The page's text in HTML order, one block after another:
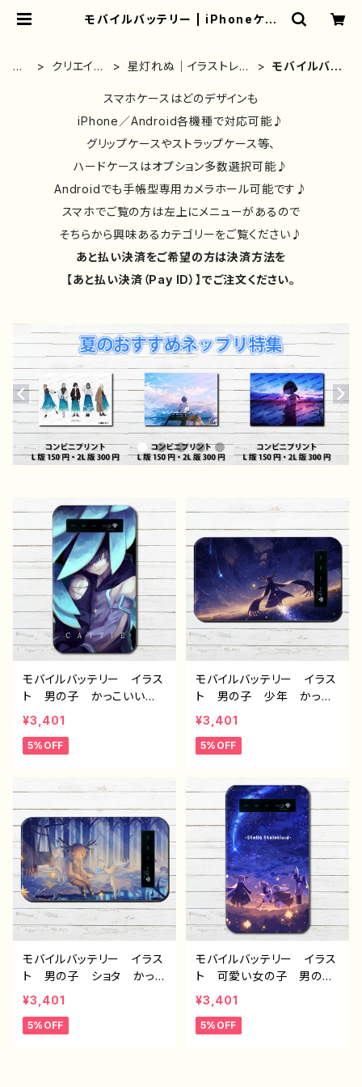
モバイルバッテリー | iPhoneケー
通販｜雑貨屋アリうさ
ホ
クリエイタ
星灯れぬ｜イラストレー
モバイルバッ
スマホケースはどのデザインも
iPhone／Android各機種で対応可能♪
グリップケースやストラップケース等、
ハードケースはオプション多数選択可能♪
Androidでも手帳型専用カメラホール可能です♪
スマホでご覧の方は左上にメニューがあるので
そちらから興味あるカテゴリーをご覧ください♪
あと払い決済をご希望の方は決済方法を
【あと払い決済（Pay ID）】でご注文ください。
モバイルバッテリー イラス
ト 男の子 かっこいい
イケメン ショタ 個性
的 エモい 風景 綺麗
美しい 景色 おすすめ i
ター 絵師 オリジナル
デザイン グッズ 充電
器 タイトル：「CATTIE」
作：星灯れぬ F-5
¥3,401
5%OFF
モバイルバッテリー イラス
ト 男の子 少年 かっこ
いい イケメン おしゃれ
個性的 エモい 風景 綺
麗 美しい 景色 おすす
人気 イラストレーター
クリエイター 絵師 オリ
ジナル デザイン グッ
ズ 充電器 タイトル：「旅
人を導く星の道」 作：星灯
れぬ F-5
¥3,401
5%OFF
モバイルバッテリー イラス
ト 男の子 ショタ かっこ
いい イケメン 個性的
エモい 風景 綺麗 美し
い 景色 おすすめ iPho
¥3,401
5%OFF
モバイルバッテリー イラス
ト 可愛い女の子 男の
子 かっこいい イケメ
ン ショタ おしゃれ 個性
的 エモい 風景 綺麗
¥3,401
5%OFF